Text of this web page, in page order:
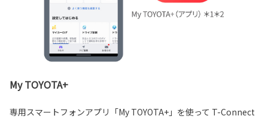
My TOYOTA+
専用スマートフォンアプリ「My TOYOTA+」を使って T-Connect